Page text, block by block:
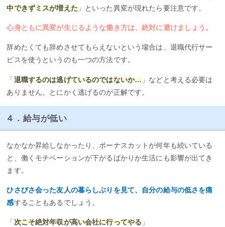
中できずミスが増えた」といった異変が現れたら要注意です。
心身ともに異変が生じるような働き方は、絶対に避けましょう。
辞めたくても辞めさせてもらえないという場合は、退職代行サー
ビスを使うというのも一つの方法です。
「 退職するのは逃げているのではないか… 」などと考える必要は
ありません。とにかく逃げるのが正解です。
４．給与が低い
なかなか昇給しなかったり、ボーナスカットが何年も続いている
と、働くモチベーションが下がるばかりか生活にも影響が出てき
ます。
ひさびさ会った友人の暮らしぶりを見て、自分の給与の低さを痛
感することもあるでしょう。
「 次こそ絶対年収が高い会社に行ってやる 」